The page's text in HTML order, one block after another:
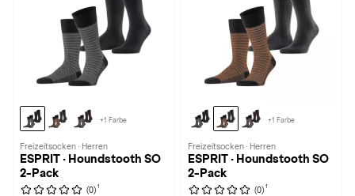
+1 Farbe
Freizeitsocken · Herren
ESPRIT · Houndstooth SO
2-Pack
(0) 1
+1 Farbe
Freizeitsocken · Herren
ESPRIT · Houndstooth SO
2-Pack
(0) 1